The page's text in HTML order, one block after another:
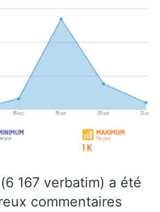
167 verbatim) a été
commentaires